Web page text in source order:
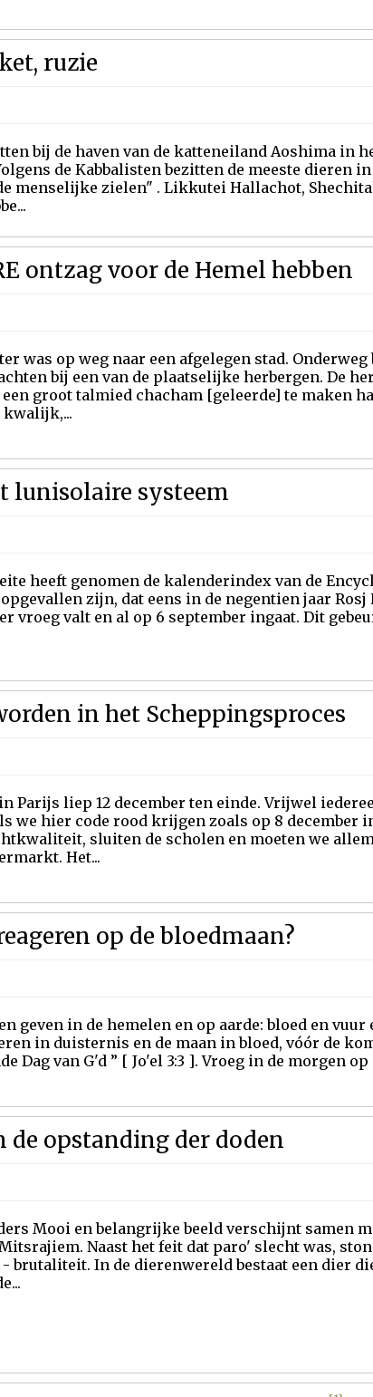
ruzie
bij de haven van de katteneiland Aoshima in
de Kabbalisten bezitten de meeste dieren
menselijke zielen" . Likkutei Hallachot, Shechitah
ontzag voor de Hemel hebben
was op weg naar een afgelegen stad.
bij een van de plaatselijke herbergen. De
groot talmied chacham [geleerde] te maken
lunisolaire systeem
heeft genomen de kalenderindex van de
zijn, dat eens in de negentien jaar Rosj
vroeg valt en al op 6 september ingaat. Dit
in het Scheppingsproces
Parijs liep 12 december ten einde. Vrijwel
we hier code rood krijgen zoals op 8 december
sluiten de scholen en moeten we
Het...
op de bloedmaan?
geven in de hemelen en op aarde: bloed en vuur
in duisternis en de maan in bloed, vóór de
Dag van G'd ” [ Jo'el 3:3 ]. Vroeg in de morgen
de opstanding der doden
Mooi en belangrijke beeld verschijnt samen
Naast het feit dat paro' slecht was,
brutaliteit. In de dierenwereld bestaat een dier